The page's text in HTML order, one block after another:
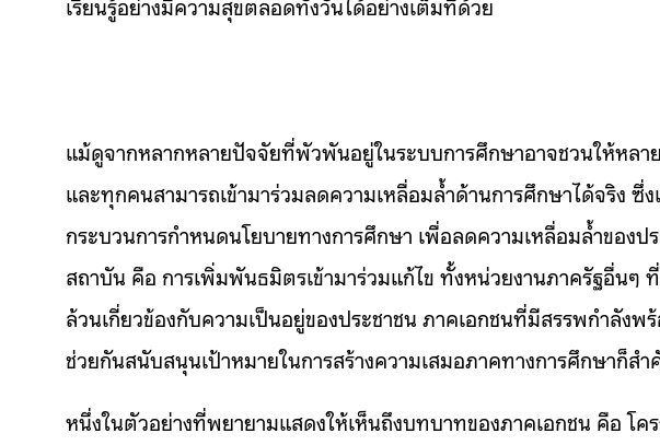
แม้ดูจากหลากหลายปัจจัยที่พัวพันอยู่ในระบบการศึกษาอาจชวนให้หล
และทุกคนสามารถเข้ามาร่วมลดความเหลื่อมล้ำด้านการศึกษาได้จริง ซึ่
กระบวนการกำหนดนโยบายทางการศึกษา เพื่อลดความเหลื่อมล้ำของ
สถาบัน คือ การเพิ่มพันธมิตรเข้ามาร่วมแก้ไข ทั้งหน่วยงานภาครัฐอื่นๆ
ล้วนเกี่ยวข้องกับความเป็นอยู่ของประชาชน ภาคเอกชนที่มีสรรพกำลัง
ช่วยกันสนับสนุนเป้าหมายในการสร้างความเสมอภาคทางการศึกษาก็ส
หนึ่งในตัวอย่างที่พยายามแสดงให้เห็นถึงบทบาทของภาคเอกชน คือ โ